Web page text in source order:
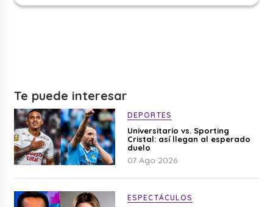
Te puede interesar
DEPORTES
Universitario vs. Sporting
Cristal: así llegan al esperado
duelo
07 Ago 2026
ESPECTÁCULOS